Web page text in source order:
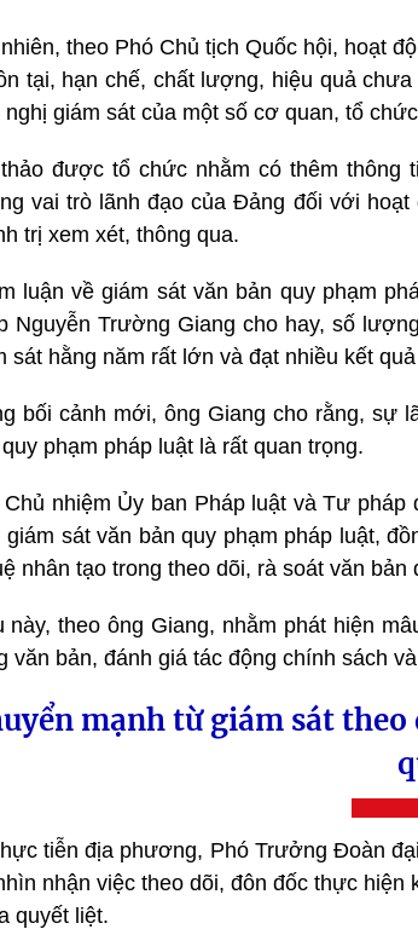
theo Phó Chủ tịch Quốc hội, hoạt
tại, hạn chế, chất lượng, hiệu quả
nghị giám sát của một số cơ quan, tổ
được tổ chức nhằm có thêm thông
vai trò lãnh đạo của Đảng đối với
trị xem xét, thông qua.
luận về giám sát văn bản quy phạm
Nguyễn Trường Giang cho hay, số
sát hằng năm rất lớn và đạt nhiều kết
bối cảnh mới, ông Giang cho rằng, sự
phạm pháp luật là rất quan trọng.
Chủ nhiệm Ủy ban Pháp luật và Tư
giám sát văn bản quy phạm pháp luật,
nhân tạo trong theo dõi, rà soát văn bản
này, theo ông Giang, nhằm phát hiện
văn bản, đánh giá tác động chính sách
mạnh từ giám sát
tiễn địa phương, Phó Trưởng Đoàn
nhận việc theo dõi, đôn đốc thực
quyết liệt.